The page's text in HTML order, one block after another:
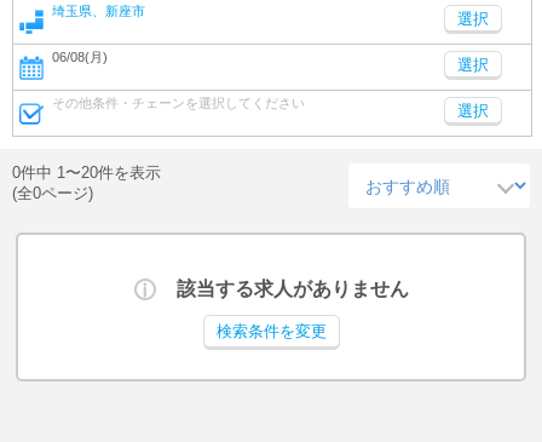
埼玉県、新座市
06/08(月) 選択
その他条件・チェーンを選択してください 選択
0件中 1〜20件を表示
(全0ページ)
該当する求人がありません
検索条件を変更